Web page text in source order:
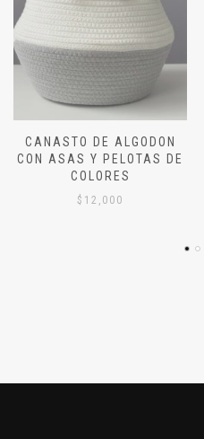
MACETERO COLGANTE
JUNQUILLO CON CESTA
FIERRO
$6,000